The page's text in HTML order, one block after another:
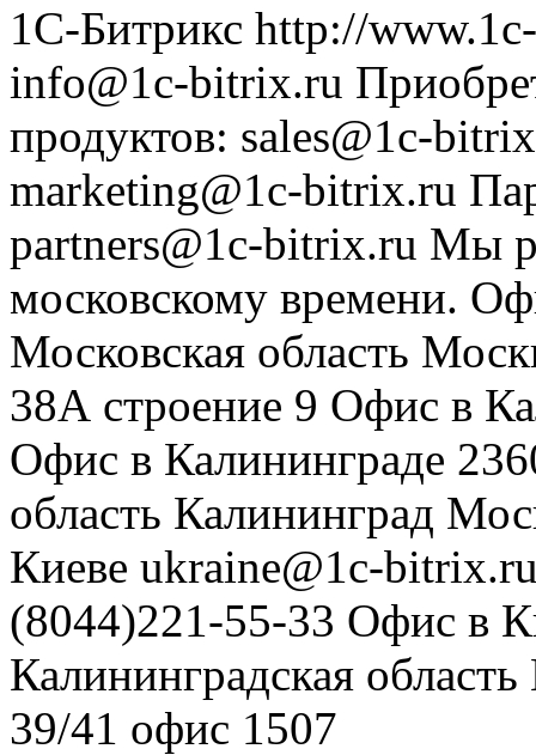
1С-Битрикс http://
info@1c-bitrix.ru
продуктов: sales@1c-
marketing@1c-bitrix.ru
partners@1c-bitrix.ru Мы
московскому времени.
Московская область
38А строение 9 Офис в
Офис в Калининграде
область Калининград
Киеве ukraine@1c-
(8044)221-55-33 Офис в
Калининградская область
39/41 офис 1507